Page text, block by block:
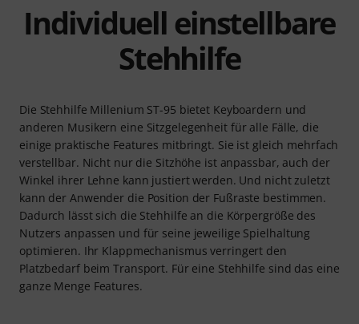
Individuell einstellbare
Stehhilfe
Die Stehhilfe Millenium ST-95 bietet Keyboardern und
anderen Musikern eine Sitzgelegenheit für alle Fälle, die
einige praktische Features mitbringt. Sie ist gleich mehrfach
verstellbar. Nicht nur die Sitzhöhe ist anpassbar, auch der
Winkel ihrer Lehne kann justiert werden. Und nicht zuletzt
kann der Anwender die Position der Fußraste bestimmen.
Dadurch lässt sich die Stehhilfe an die Körpergröße des
Nutzers anpassen und für seine jeweilige Spielhaltung
optimieren. Ihr Klappmechanismus verringert den
Platzbedarf beim Transport. Für eine Stehhilfe sind das eine
ganze Menge Features.